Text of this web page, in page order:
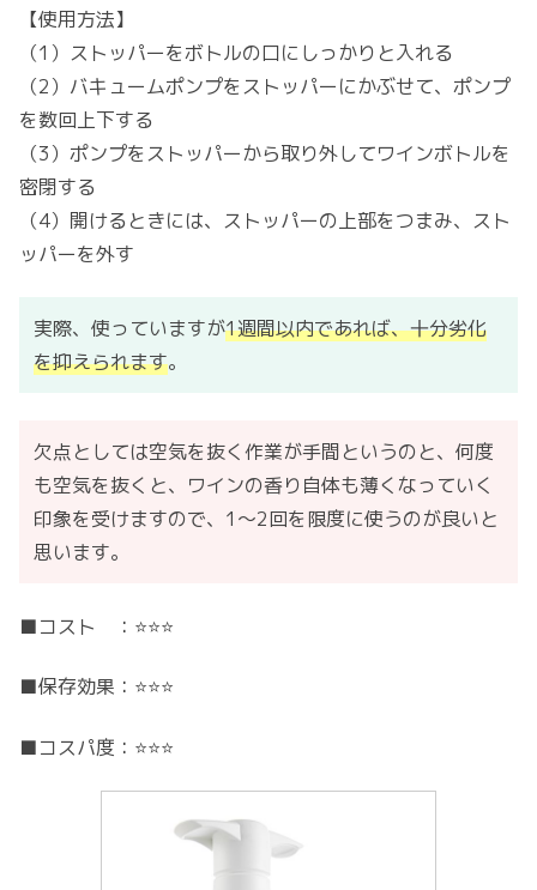
【使用方法】
（1）ストッパーをボトルの口にしっかりと入れる
（2）バキュームポンプをストッパーにかぶせて、ポンプ
を数回上下する
（3）ポンプをストッパーから取り外してワインボトルを
密閉する
（4）開けるときには、ストッパーの上部をつまみ、スト
ッパーを外す
実際、使っていますが1週間以内であれば、十分劣化
を抑えられます。
欠点としては空気を抜く作業が手間というのと、何度
も空気を抜くと、ワインの香り自体も薄くなっていく
印象を受けますので、1〜2回を限度に使うのが良いと
思います。
■コスト ：⭐️⭐️⭐️
■保存効果：⭐️⭐️⭐️
■コスパ度：⭐️⭐️⭐️